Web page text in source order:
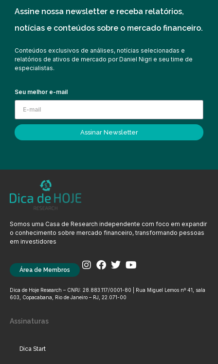
Assine nossa newsletter e receba relatórios,
notícias e conteúdos sobre o mercado financeiro.
Conteúdos exclusivos de análises, notícias selecionadas e
relatórios de ativos de mercado por Daniel Nigri e seu time de
especialistas.
Seu melhor e-mail
Assinar Newsletter
Somos uma Casa de Research independente com foco em expandir
o conhecimento sobre mercado financeiro, transformando pessoas
em investidores
Área de Membros
Dica de Hoje Research – CNPJ: 28.883.117/0001-80 | Rua Miguel Lemos nº 41, sala
603, Copacabana, Rio de Janeiro – RJ, 22.071-00
Assinaturas
Dica Start